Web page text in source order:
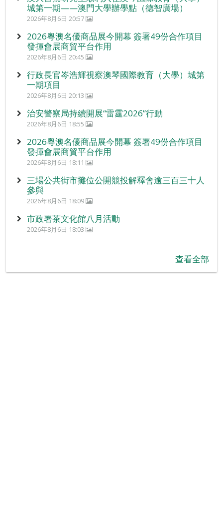
城第一期——澳門大學辦學點（德智廣場）
2026年8月6日 20:57
2026粵澳名優商品展今開幕 簽署49份合作項目
發揮會展商貿平台作用
2026年8月6日 20:45
行政長官岑浩輝視察澳琴國際教育（大學）城第
一期項目
2026年8月6日 20:13
治安警察局持續開展“雷霆2026”行動
2026年8月6日 18:55
2026粵澳名優商品展今開幕 簽署49份合作項目
發揮會展商貿平台作用
2026年8月6日 18:11
三場公共街市攤位公開競投解釋會逾三百三十人
參與
2026年8月6日 18:09
市政署茶文化館八月活動
2026年8月6日 18:03
查看全部